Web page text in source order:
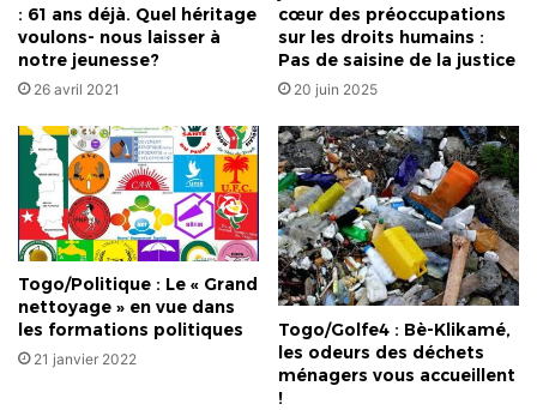
: 61 ans déjà. Quel héritage
voulons- nous laisser à
notre jeunesse?
26 avril 2021
cœur des préoccupations
sur les droits humains :
Pas de saisine de la justice
20 juin 2025
Togo/Politique : Le « Grand
nettoyage » en vue dans
les formations politiques
21 janvier 2022
Togo/Golfe4 : Bè-Klikamé,
les odeurs des déchets
ménagers vous accueillent
!